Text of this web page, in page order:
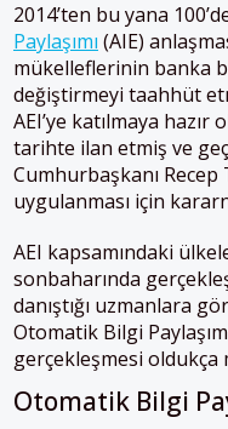
2014’ten bu yana
Paylaşımı (AIE)
mükelleflerinin banka
değiştirmeyi taahhüt
AEI’ye katılmaya
tarihte ilan etmiş ve
Cumhurbaşkanı
uygulanması için
AEI kapsamındaki
sonbaharında
danıştığı uzmanlara
Otomatik Bilgi
gerçekleşmesi oldukça
Otomatik Bilgi